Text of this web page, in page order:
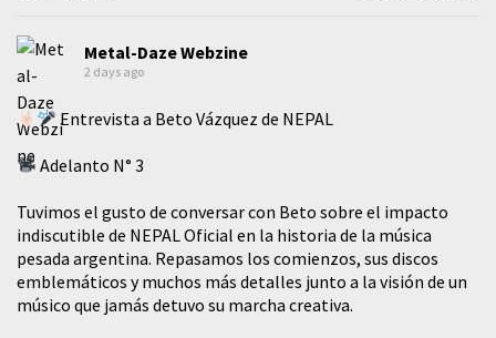
Metal-Daze Webzine
2 days ago
Entrevista a Beto Vázquez de NEPAL
Adelanto N° 3
Tuvimos el gusto de conversar con Beto sobre el impacto
indiscutible de NEPAL Oficial en la historia de la música
pesada argentina. Repasamos los comienzos, sus discos
emblemáticos y muchos más detalles junto a la visión de un
músico que jamás detuvo su marcha creativa.